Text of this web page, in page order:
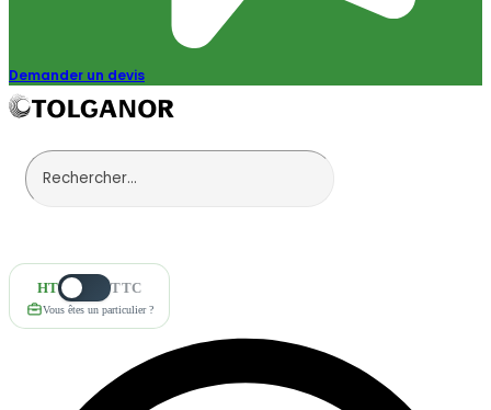
Demander un devis
HT TTC
Vous êtes un particulier ?